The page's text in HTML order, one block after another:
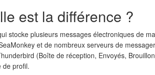
est la différence ?
stocke plusieurs messages électroniques de
et de nombreux serveurs de
(Boîte de réception, Envoyés,
de profil.